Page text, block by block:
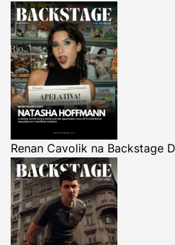
Renan Cavolik na Backstage